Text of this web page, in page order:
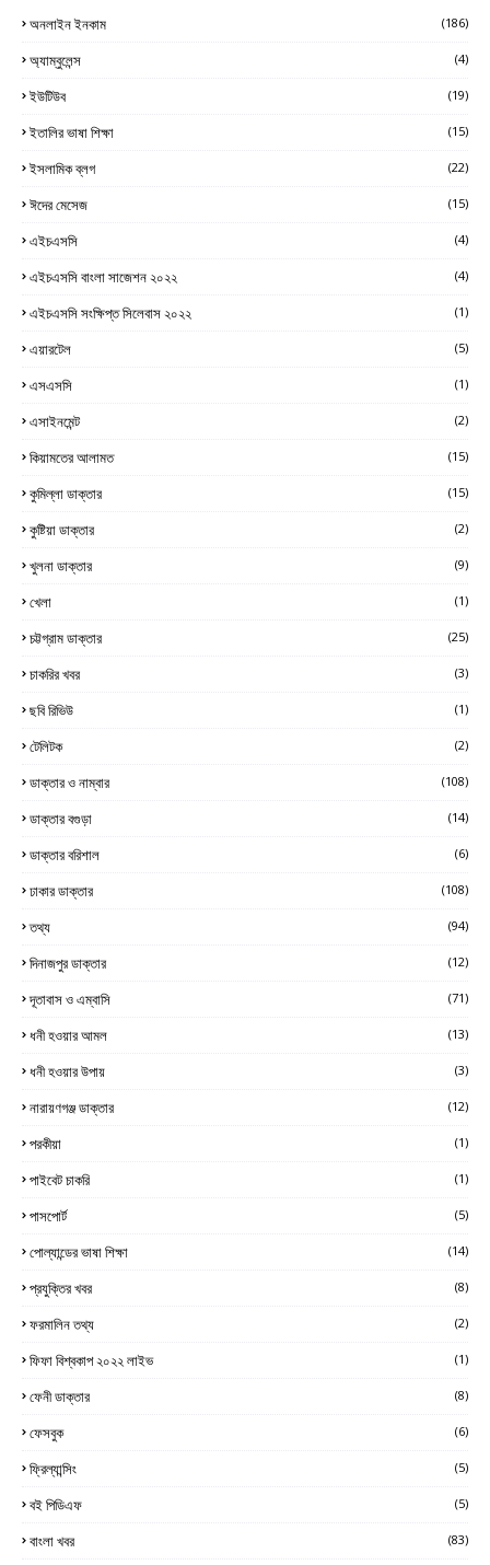
অনলাইন ইনকাম (186)
অ্যাম্বুলেন্স (4)
ইউটিউব (19)
ইতালির ভাষা শিক্ষা (15)
ইসলামিক ব্লগ (22)
ঈদের মেসেজ (15)
এইচএসসি (4)
এইচএসসি বাংলা সাজেশন ২০২২ (4)
এইচএসসি সংক্ষিপ্ত সিলেবাস ২০২২ (1)
এয়ারটেল (5)
এসএসসি (1)
এসাইনমেন্ট (2)
কিয়ামতের আলামত (15)
কুমিল্লা ডাক্তার (15)
কুষ্টিয়া ডাক্তার (2)
খুলনা ডাক্তার (9)
খেলা (1)
চট্টগ্রাম ডাক্তার (25)
চাকরির খবর (3)
ছবি রিভিউ (1)
টেলিটক (2)
ডাক্তার ও নাম্বার (108)
ডাক্তার বগুড়া (14)
ডাক্তার বরিশাল (6)
ঢাকার ডাক্তার (108)
তথ্য (94)
দিনাজপুর ডাক্তার (12)
দূতাবাস ও এম্বাসি (71)
ধনী হওয়ার আমল (13)
ধনী হওয়ার উপায় (3)
নারায়ণগঞ্জ ডাক্তার (12)
পরকীয়া (1)
পাইবেট চাকরি (1)
পাসপোর্ট (5)
পোল্যান্ডের ভাষা শিক্ষা (14)
প্রযুক্তির খবর (8)
ফরমালিন তথ্য (2)
ফিফা বিশ্বকাপ ২০২২ লাইভ (1)
ফেনী ডাক্তার (8)
ফেসবুক (6)
ফ্রিল্যান্সিং (5)
বই পিডিএফ (5)
বাংলা খবর (83)